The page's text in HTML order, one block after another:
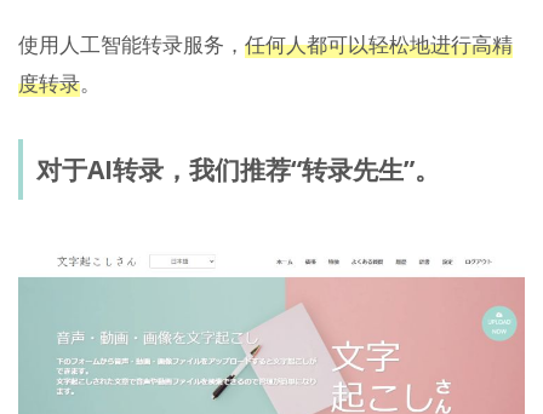
使用人工智能转录服务， 任何人都可以轻松地进行高精
度转录。
对于AI转录，我们推荐“转录先生”。